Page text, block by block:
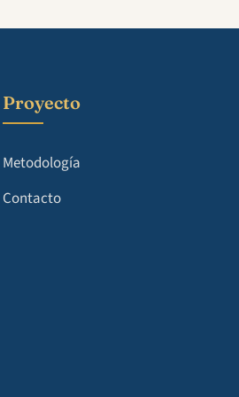
Proyecto
Metodología
Contacto